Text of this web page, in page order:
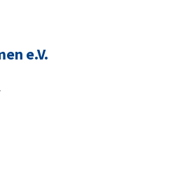
e.V.